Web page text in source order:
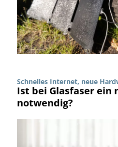
Schnelles Internet, neue
Ist bei Glasfaser ein
notwendig?